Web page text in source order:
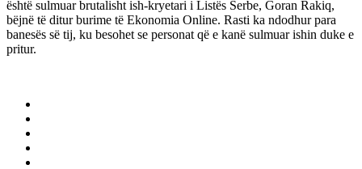
është sulmuar brutalisht ish-kryetari i Listës Serbe, Goran Rakiq,
bëjnë të ditur burime të Ekonomia Online. Rasti ka ndodhur para
banesës së tij, ku besohet se personat që e kanë sulmuar ishin duke e
pritur.